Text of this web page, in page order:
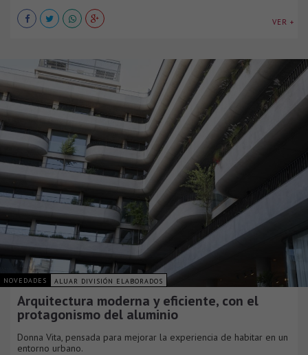
VER +
NOVEDADES ALUAR DIVISIÓN ELABORADOS
Arquitectura moderna y eficiente, con el
protagonismo del aluminio
Donna Vita, pensada para mejorar la experiencia de habitar en un
entorno urbano.